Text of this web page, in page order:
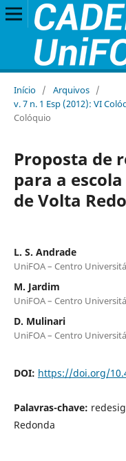
Início / Arquivos /
v. 7 n. 1 Esp (2012): VI
Colóquio
Proposta de
para a
de Volta
L. S. Andrade
UniFOA – Centro
M. Jardim
UniFOA – Centro
D. Mulinari
UniFOA – Centro
DOI: https://doi.org/
Palavras-chave:
Redonda